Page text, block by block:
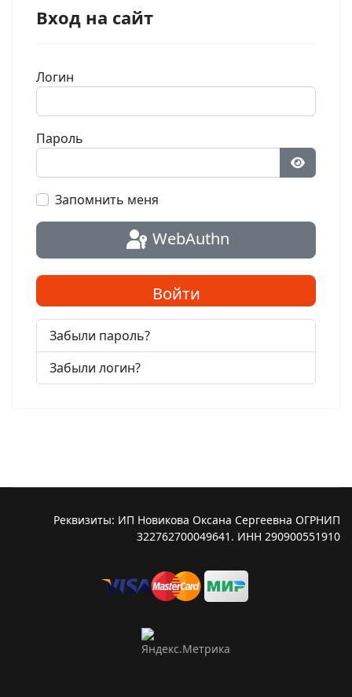
Вход на сайт
Логин
Пароль
Запомнить меня
WebAuthn
Войти
Забыли пароль?
Забыли логин?
Реквизиты: ИП Новикова Оксана Сергеевна ОГРНИП
322762700049641. ИНН 290900551910